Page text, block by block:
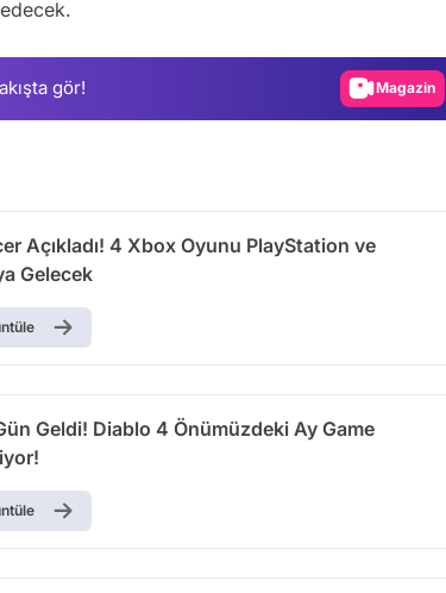
gör! Magazin
Açıkladı! 4 Xbox Oyunu PlayStation ve
Gelecek
Geldi! Diablo 4 Önümüzdeki Ay Game